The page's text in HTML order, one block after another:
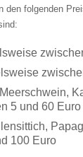
des
den folgenden
5 und 60 Euro
100 Euro